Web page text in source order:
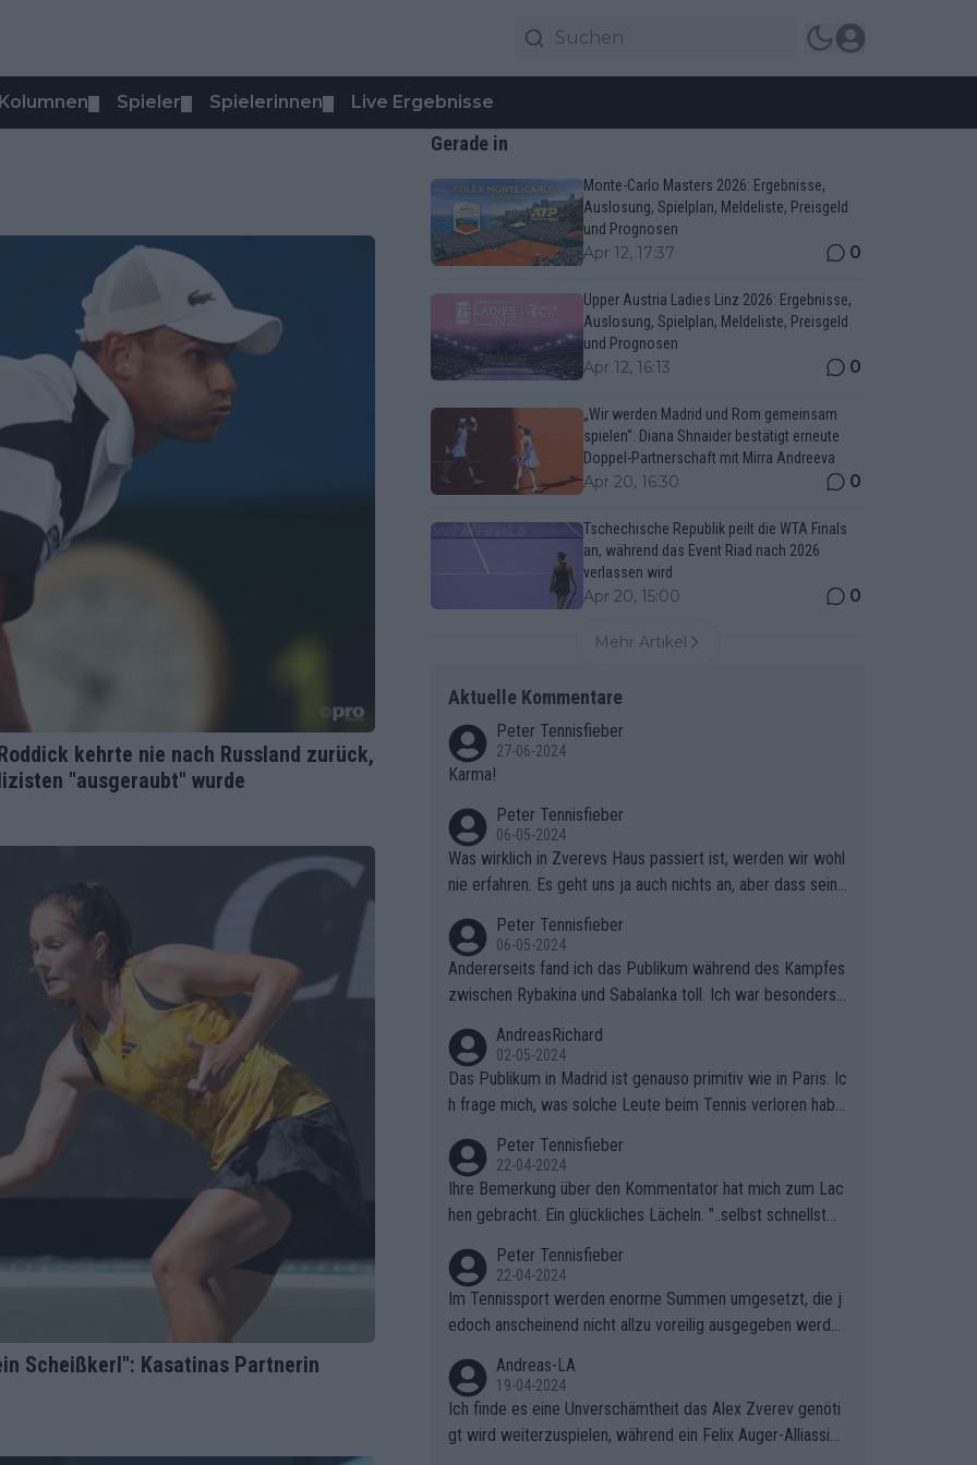
Spieler Spielerinnen Live Ergebnisse
kehrte nie nach Russland zurück,
"ausgeraubt" wurde
Scheißkerl": Kasatinas Partnerin
Gerade in
Monte-Carlo Masters 2026: Ergebnisse,
Auslosung, Spielplan, Meldeliste, Preisgeld
und Prognosen
Apr 12, 17:37 0
Upper Austria Ladies Linz 2026: Ergebnisse,
Auslosung, Spielplan, Meldeliste, Preisgeld
und Prognosen
Apr 12, 16:13 0
„Wir werden Madrid und Rom gemeinsam
spielen“: Diana Shnaider bestätigt erneute
Doppel-Partnerschaft mit Mirra Andreeva
Apr 20, 16:30 0
Tschechische Republik peilt die WTA Finals
an, während das Event Riad nach 2026
verlassen wird
Apr 20, 15:00 0
Mehr Artikel
Aktuelle Kommentare
Peter Tennisfieber
27-06-2024
Karma!
Peter Tennisfieber
06-05-2024
Was wirklich in Zverevs Haus passiert ist, werden wir wohl
nie erfahren. Es geht uns ja auch nichts an, aber dass seine
Peter Tennisfieber
06-05-2024
Andererseits fand ich das Publikum während des Kampfes
zwischen Rybakina und Sabalanka toll. Ich war besonders ü
AndreasRichard
02-05-2024
Das Publikum in Madrid ist genauso primitiv wie in Paris. Ic
h frage mich, was solche Leute beim Tennis verloren habe
er aufgehoben.
Peter Tennisfieber
22-04-2024
Ihre Bemerkung über den Kommentator hat mich zum Lac
hen gebracht. Ein glückliches Lächeln. "..selbst schnellstmö
Peter Tennisfieber
22-04-2024
Im Tennissport werden enorme Summen umgesetzt, die j
edoch anscheinend nicht allzu voreilig ausgegeben werde
Andreas-LA
19-04-2024
Ich finde es eine Unverschämtheit das Alex Zverev genöti
gt wird weiterzuspielen, während ein Felix Auger-Alliassim